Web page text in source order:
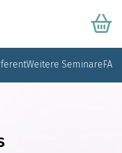
Weitere SeminareFAQ